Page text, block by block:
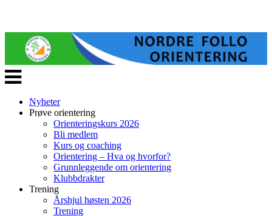
Veksle
navigasjon
Nyheter
Prøve orientering
Orienteringskurs 2026
Bli medlem
Kurs og coaching
Orientering – Hva og hvorfor?
Grunnleggende om orientering
Klubbdrakter
Trening
Årshjul høsten 2026
Trening